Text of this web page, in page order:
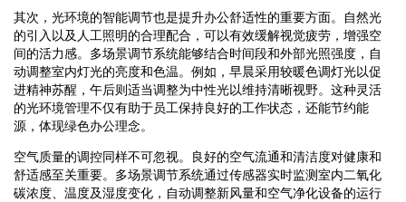
其次，光环境的智能调节也是提升办公舒适性的重要方面。自然光
的引入以及人工照明的合理配合，可以有效缓解视觉疲劳，增强空
间的活力感。多场景调节系统能够结合时间段和外部光照强度，自
动调整室内灯光的亮度和色温。例如，早晨采用较暖色调灯光以促
进精神苏醒，午后则适当调整为中性光以维持清晰视野。这种灵活
的光环境管理不仅有助于员工保持良好的工作状态，还能节约能
源，体现绿色办公理念。
空气质量的调控同样不可忽视。良好的空气流通和清洁度对健康和
舒适感至关重要。多场景调节系统通过传感器实时监测室内二氧化
碳浓度、温度及湿度变化，自动调整新风量和空气净化设备的运行